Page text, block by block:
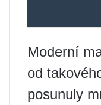
Moderní
od
posunuly